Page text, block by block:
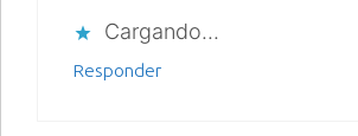
Cargando...
Responder